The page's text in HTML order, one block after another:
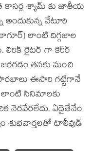
కాసర్ల శ్యామ్ కు జాతీయ
వేటూరి
లాంటి దిగ్గజాల
లిరిక్ రైటర్ గా కెరీర్
తనకు మంచి
సౌరభాలు ఈసారి గట్టిగానే
సినిమాలకు
నెరవేరలేదు. ఏదైతేనేం
శుభవార్తలతో టాలీవుడ్